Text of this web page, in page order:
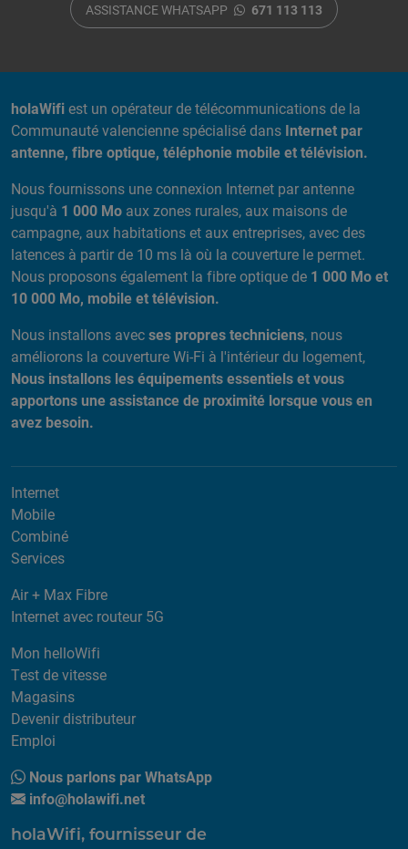
ASSISTANCE WHATSAPP 671 113 113
holaWifiest un opérateur de télécommunications de la
Communauté valencienne spécialisé dans Internet par
antenne, fibre optique, téléphonie mobile et télévision.
Nous fournissons une connexion Internet par antenne
jusqu'à 1 000 Mo aux zones rurales, aux maisons de
campagne, aux habitations et aux entreprises, avec des
latences à partir de 10 ms là où la couverture le permet.
Nous proposons également la fibre optique de 1 000 Mo et
10 000 Mo, mobile et télévision.
Nous installons avecses propres techniciens, nous
améliorons la couverture Wi-Fi à l'intérieur du logement,
Nous installons les équipements essentiels et vous
apportons une assistance de proximité lorsque vous en
avez besoin.
Internet
Mobile
Combiné
Services
Air + Max Fibre
Internet avec routeur 5G
Mon helloWifi
Test de vitesse
Magasins
Devenir distributeur
Emploi
Nous parlons par WhatsApp
info@holawifi.net
holaWifi, fournisseur de